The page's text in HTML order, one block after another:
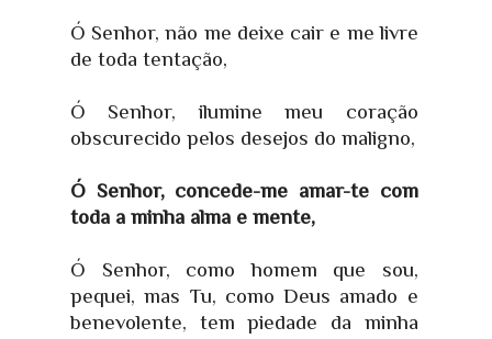
Ó Senhor, não me deixe cair e me livre
de toda tentação,
Ó Senhor, ilumine meu coração
obscurecido pelos desejos do maligno,
Ó Senhor, concede-me amar-te com
toda a minha alma e mente,
Ó Senhor, como homem que sou,
pequei, mas Tu, como Deus amado e
benevolente, tem piedade da minha